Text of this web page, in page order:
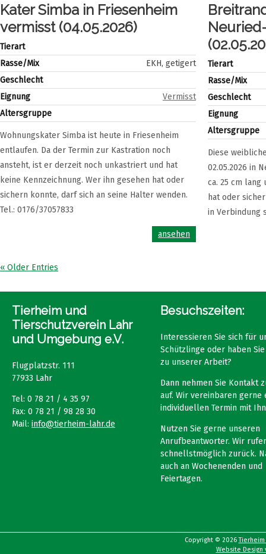
Kater Simba in Friesenheim
vermisst (04.05.2026)
Tierart
Rasse/Mix
EKH, getigert
Geschlecht
Eignung
Vermisst
Altersgruppe
Wohnungskater Simba ist heute in Friesenheim
entlaufen. Da der Termin zur Kastration noch
ansteht, ist er derzeit noch unkastriert und hat
keine Kennzeichnung. Wer ihn gesehen hat oder
sichern konnte, darf sich an seine Halter wenden.
Tel.: 0176/37057833
ansehen
Tierart
Rasse/Mix
Geschlecht
Eignung
Altersgruppe
Diese
02.05.2026 in
ca. 25 cm lang
hat oder
in Verbindung
« Older Entries
Tierheim und
Tierschutzverein Lahr
und Umgebung e.V.
Flugplatzstr. 111
77933 Lahr
Tel: 0 78 21 / 4 35 97
Fax: 0 78 21 / 98 28 30
Mail: info@tierheim-lahr.de
Besuchszeiten:
Interessieren Sie sich für
Schützlinge oder haben
zu unserer Arbeit?
Dann nehmen Sie Kontakt
auf. Wir vereinbaren gerne
individuellen Termin mit
Nutzen Sie gerne unseren
Anrufbeantworter. Wir
schnellstmöglich zurück.
auch an Wochenenden und
Feiertagen.
Copyright © 2026Tierheim
Website Design